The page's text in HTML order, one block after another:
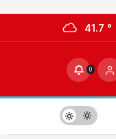
41.7 °
0